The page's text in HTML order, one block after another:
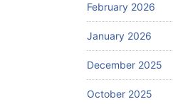
February 2026
January 2026
December 2025
October 2025